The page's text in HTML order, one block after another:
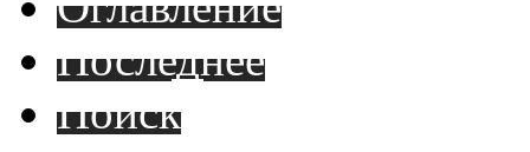
Последнее
Поиск